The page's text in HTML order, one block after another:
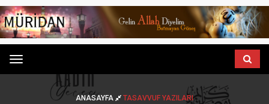
Menu
ANASAYFA TASAVVUF YAZILARI